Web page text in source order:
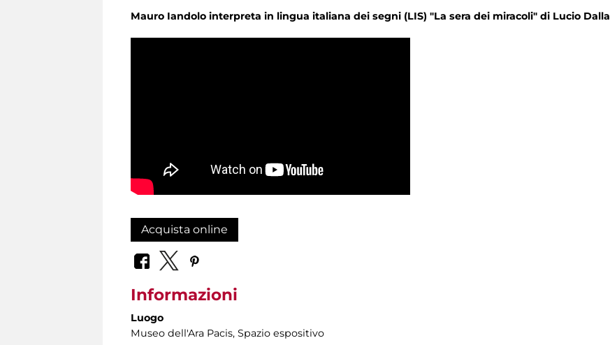
Mauro Iandolo interpreta in lingua italiana dei segni (LIS) "La sera dei miracoli" di Lucio Dalla
Acquista online
Informazioni
Luogo
Museo dell'Ara Pacis, Spazio espositivo